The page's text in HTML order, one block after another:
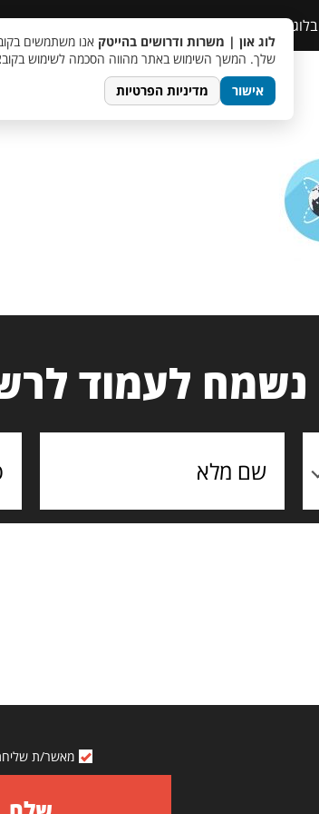
בלוג
נשמח לעמוד
מאשר/ת שליחת
לוג און | משרות ודרושים בהייטק
שלך. המשך השימוש באתר מהווה הסכמה לשימוש
אישור
מדיניות הפרטיות